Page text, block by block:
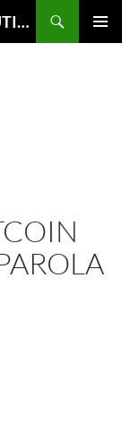
GAVRILO'S BLOG – BITCOIN REVOLUTION